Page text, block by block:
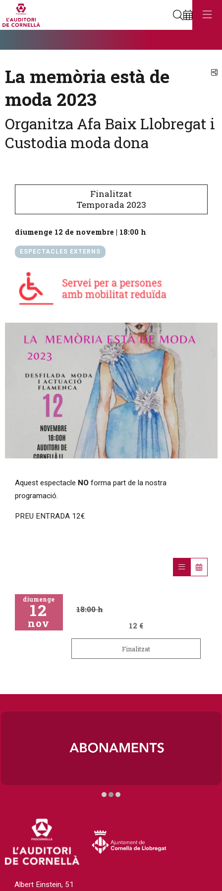
Cerca
La memòria està de
moda 2023
Organitza Afa Baix Llobregat i
Custodia moda dona
Finalitzat
Temporada 2023
diumenge 12 de novembre | 18:00 h
ESPECTACLES EXTERNS
Aquest espectacle NOforma part de la nostra
programació.
PREU ENTRADA 12€
diumenge
12
nov
18:00 h
12 €
Finalitzat
Albert Einstein, 51